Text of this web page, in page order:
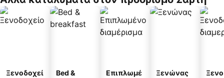
Ξενοδοχεί
Bed &
Επιπλωμέ
Ξενώνας